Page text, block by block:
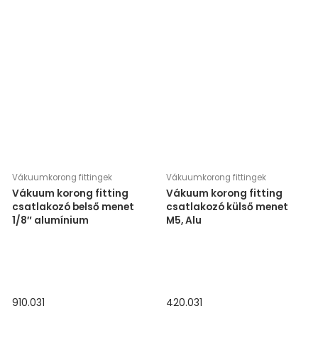
Vákuumkorong fittingek
Vákuum korong fitting
csatlakozó belső menet
1/8″ alumínium
910.031
Vákuumkorong fittingek
Vákuum korong fitting
csatlakozó külső menet
M5, Alu
420.031